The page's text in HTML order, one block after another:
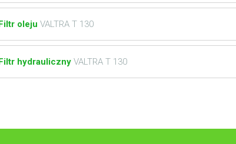
Filtr oleju VALTRA T 130
Filtr hydrauliczny VALTRA T 130